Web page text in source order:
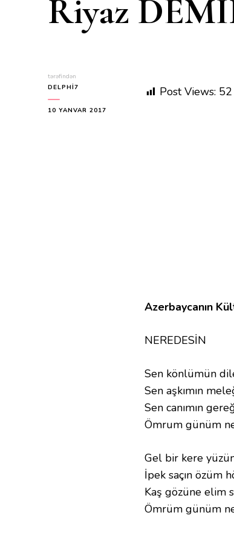
Riyaz
tərəfindən
DELPHI7
10 YANVAR 2017
Post Views: 52
Azerbaycanın
NEREDESİN
Sen könlümün
Sen aşkımın
Sen canımın
Ömrum günüm
Gel bir kere
İpek saçın özüm
Kaş gözüne elim
Ömrüm günüm